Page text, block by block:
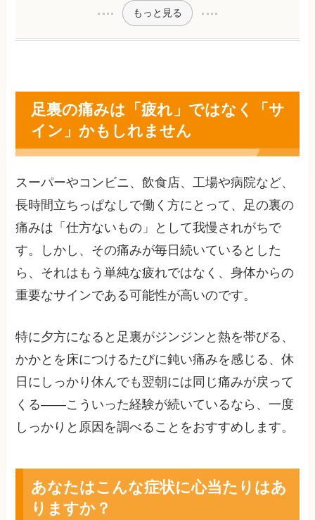
もっと見る
足裏の痛みは「疲れ」ではなく「サ
イン」かもしれません
スーパーやコンビニ、飲食店、工場や病院など、
長時間立ちっぱなしで働く方にとって、足の裏の
痛みは「仕方ないもの」として我慢されがちで
す。しかし、その痛みが毎日続いているとした
ら、それはもう単純な疲れではなく、身体からの
重要なサインである可能性が高いのです。
特に夕方になると足裏がジンジンと熱を帯びる、
かかとを床につけるたびに鈍い痛みを感じる、休
日にしっかり休んでも翌朝には同じ痛みが戻って
くる――こういった経験が続いているなら、一度
しっかりと原因を調べることをおすすめします。
あなたはこんな症状に心当たりはあ
りますか？